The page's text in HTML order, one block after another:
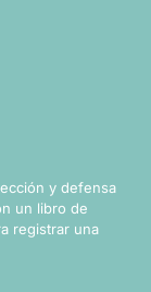
y defensa
un libro de
registrar una